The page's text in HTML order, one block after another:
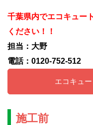
千葉県内でエコキュー
ください！！
担当：大野
電話：0120-752-512
エコキュ
施工前